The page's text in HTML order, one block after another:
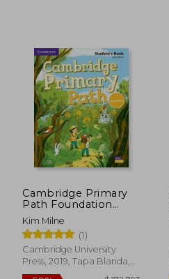
50%
dcto.
$ 91.263
$ 45.631
Cambridge Primary
Path Foundation
Level Student's Book
with Creative Journal
(en Inglés)
Kim Milne
(1)
Cambridge University
Press, 2019, Tapa Blanda,
Nuevo